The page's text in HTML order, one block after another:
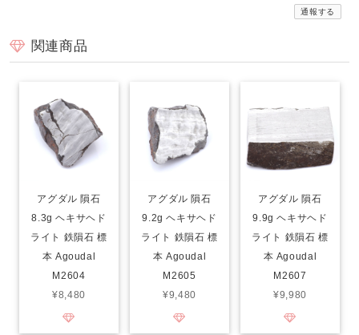
通報する
関連商品
アグダル 隕石
8.3g ヘキサヘド
ライト 鉄隕石 標
本 Agoudal
M2604
¥8,480
アグダル 隕石
9.2g ヘキサヘド
ライト 鉄隕石 標
本 Agoudal
M2605
¥9,480
アグダル 隕石
9.9g ヘキサヘド
ライト 鉄隕石 標
本 Agoudal
M2607
¥9,980